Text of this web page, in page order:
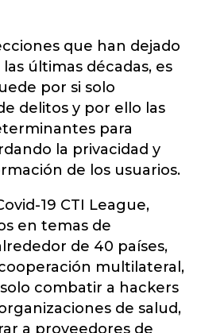
que han dejado
últimas décadas, es
por si solo
delitos y por ello las
para
la privacidad y
de los usuarios.
19 CTI League,
en temas de
de 40 países,
multilateral,
combatir a hackers
de salud,
a proveedores de